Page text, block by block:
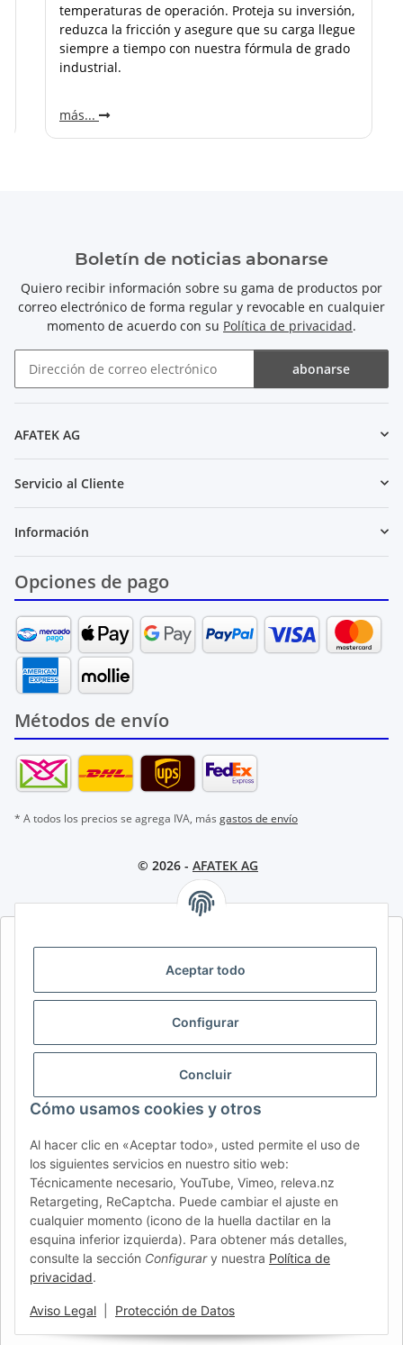
Aceptar todo
Configurar
Concluir
Cómo usamos cookies y otros
Al hacer clic en «Aceptar todo», usted permite el uso de
los siguientes servicios en nuestro sitio web:
Técnicamente necesario, YouTube, Vimeo, releva.nz
Retargeting, ReCaptcha. Puede cambiar el ajuste en
cualquier momento (icono de la huella dactilar en la
esquina inferior izquierda). Para obtener más detalles,
consulte la sección Configurary nuestra Política de
privacidad.
Aviso Legal Protección de Datos
temperaturas de operación. Proteja su inversión,
reduzca la fricción y asegure que su carga llegue
siempre a tiempo con nuestra fórmula de grado
industrial.
más...
Boletín de noticias abonarse
Quiero recibir información sobre su gama de productos por
correo electrónico de forma regular y revocable en cualquier
momento de acuerdo con su Política de privacidad.
abonarse
AFATEK AG
Servicio al Cliente
Información
Opciones de pago
Métodos de envío
* A todos los precios se agrega IVA, más gastos de envío
© 2026 - AFATEK AG
AFATEK INTERNATIONAL – SELECCIONAR REGIÓN E IDIOMA |
LANGUE
CH (IT) BE (NL) BE (FR) NL
ES
UK NZ USA
SE
RO HR
AFATEK México| Su experto en refacciones para remolques
y vehículos comerciales
Contacto y soporte:
Envío directo desde nuestro centro logístico en Alemania.
Nota: Pueden aplicarse impuestos de importación locales.